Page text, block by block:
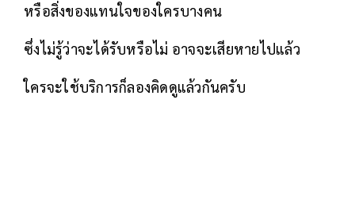
หรือสิ่งของแทนใจของใครบางคน
ซึ่งไม่รู้ว่าจะได้รับหรือไม่ อาจจะเสียหายไปแล้ว
ใครจะใช้บริการก็ลองคิดดูแล้วกันครับ